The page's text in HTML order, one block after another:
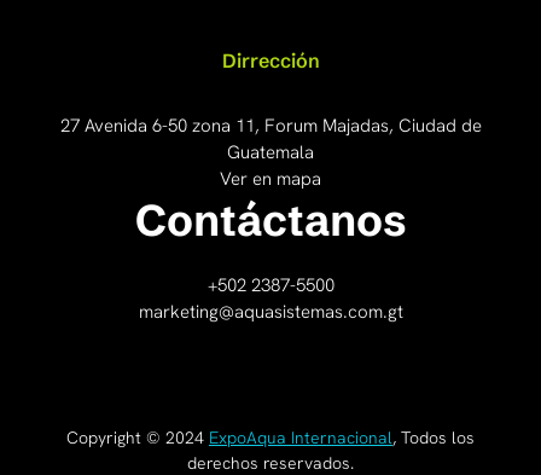
Dirrección
27 Avenida 6-50 zona 11, Forum Majadas, Ciudad de
Guatemala
Ver en mapa
Contáctanos
+502 2387-5500
marketing@aquasistemas.com.gt
Copyright © 2024 ExpoAqua Internacional, Todos los
derechos reservados.